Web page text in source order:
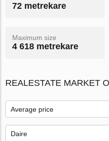
72 metrekare
Maximum size
4 618 metrekare
REALESTATE MARKET
Average price
Daire